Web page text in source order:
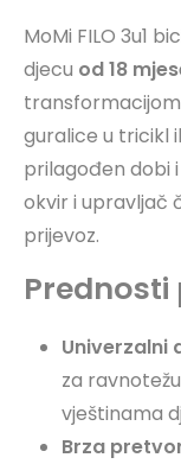
MoMi FILO 3u1
djecu od 18
guralice u tricikl
prilagođen dobi
okvir i upravljač
prijevoz.
Prednosti
Univerzalni
za
vještinama
Brza